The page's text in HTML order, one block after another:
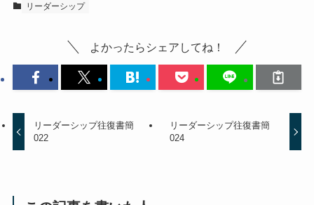
リーダーシップ
よかったらシェアしてね！
リーダーシップ往復書簡
022
リーダーシップ往復書簡
024